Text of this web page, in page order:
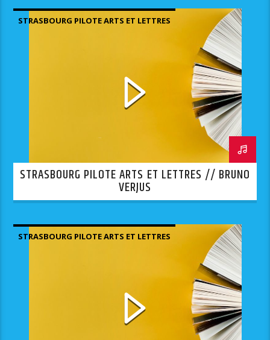
STRASBOURG PILOTE ARTS ET LETTRES
STRASBOURG PILOTE ARTS ET LETTRES // BRUNO
VERJUS
STRASBOURG PILOTE ARTS ET LETTRES